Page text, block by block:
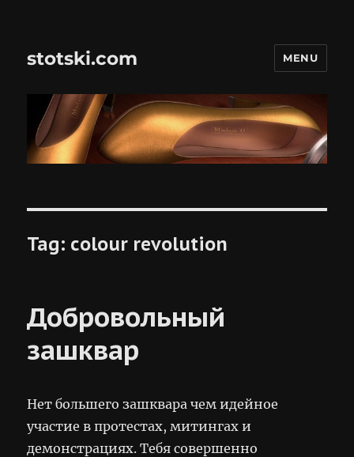
stotski.com MENU
Tag: colour revolution
Добровольный
зашквар
Нет большего зашквара чем идейное
участие в протестах, митингах и
демонстрациях. Тебя совершенно